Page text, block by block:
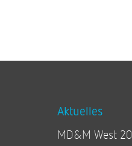
Aktuelles
MD&M West